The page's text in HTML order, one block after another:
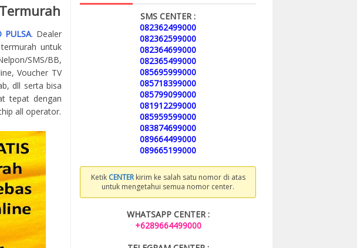
PULSA. Dealer
untuk
SMS/BB,
Voucher TV
dll serta bisa
tepat dengan
all operator.
SMS CENTER :
082362499000
082362599000
082364699000
082365499000
085695999000
085718399000
085799099000
081912299000
085959599000
083874699000
089664499000
089665199000
Ketik CENTERkirim ke salah satu nomor di atas
untuk mengetahui semua nomor center.
WHATSAPP CENTER :
+6289664499000